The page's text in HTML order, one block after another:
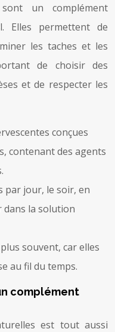
un complément
Elles permettent de
les taches et les
de choisir des
et de respecter les
conçues
contenant des agents
par jour, le soir, en
la solution
souvent, car elles
au fil du temps.
complément
est tout aussi